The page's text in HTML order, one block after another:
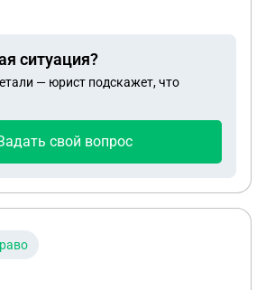
среду, устраивает скандалы ,
получить помощь в виде жилья
и многие так живут !?
ситуация?
— юрист подскажет, что
свой вопрос